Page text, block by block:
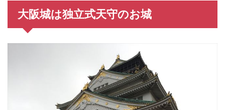
大阪城は独立式天守のお城